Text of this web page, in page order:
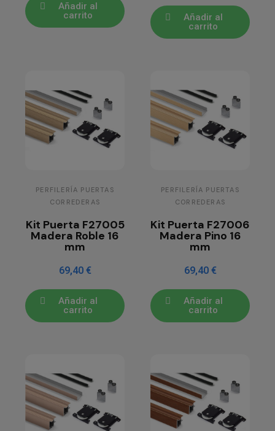
Añadir al
carrito
Añadir al
carrito
PERFILERÍA PUERTAS
CORREDERAS
Kit Puerta F27005
Madera Roble 16
mm
69,40 €
Añadir al
carrito
PERFILERÍA PUERTAS
CORREDERAS
Kit Puerta F27006
Madera Pino 16
mm
69,40 €
Añadir al
carrito